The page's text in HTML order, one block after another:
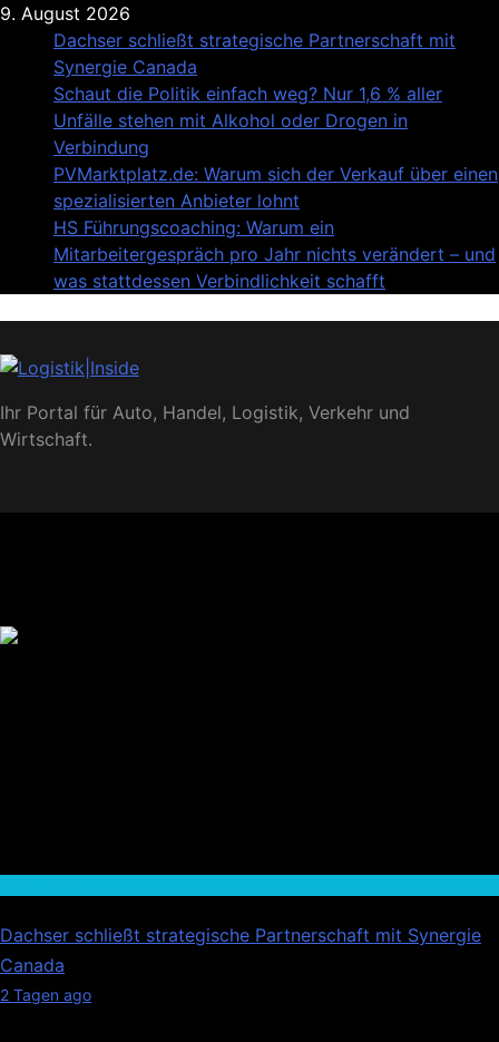
Skip
content
9. August 2026
Dachser schließt strategische Partnerschaft mit
Synergie Canada
Schaut die Politik einfach weg? Nur 1,6 % aller
Unfälle stehen mit Alkohol oder Drogen in
Verbindung
PVMarktplatz.de: Warum sich der Verkauf über einen
spezialisierten Anbieter lohnt
HS Führungscoaching: Warum ein
Mitarbeitergespräch pro Jahr nichts verändert – und
was stattdessen Verbindlichkeit schafft
Logistik|Inside
Ihr Portal für Auto, Handel, Logistik, Verkehr und
Wirtschaft.
Dachser schließt strategische Partnerschaft mit Synergie
Canada
2 Tagen ago